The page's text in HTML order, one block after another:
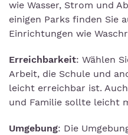
wie Wasser, Strom und
einigen Parks finden Sie
Einrichtungen wie
Erreichbarkeit: Wählen
Arbeit, die Schule und
leicht erreichbar ist.
und Familie sollte leicht
Umgebung: Die